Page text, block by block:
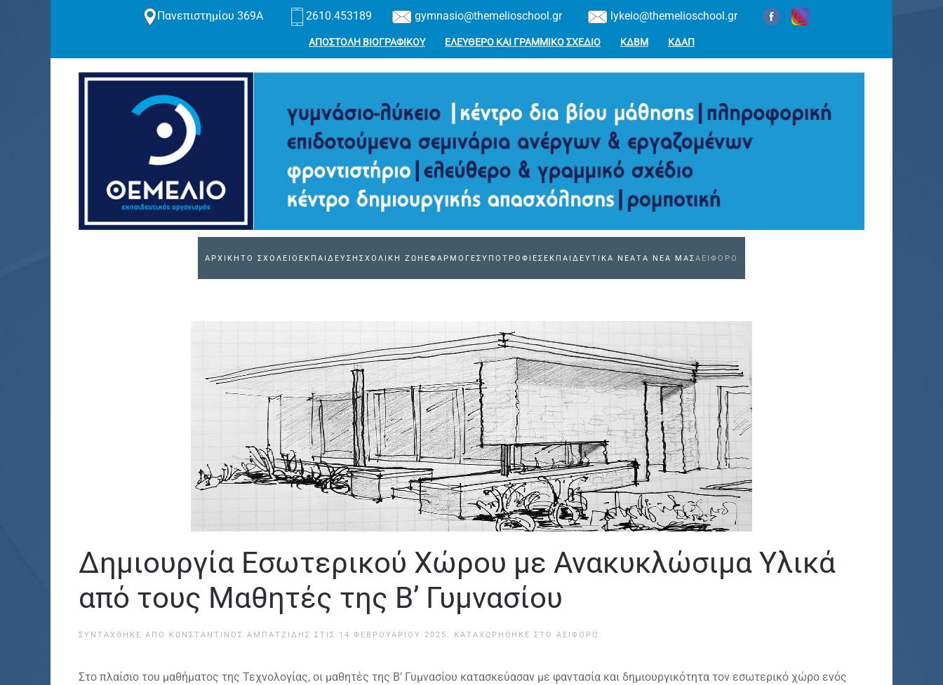
Πανεπιστημίου 369Α 2610.453189 gymnasio@themelioschool.gr lykeio@themelioschool.gr
ΑΠΟΣΤΟΛΗ ΒΙΟΓΡΑΦΙΚΟΥ ΕΛΕΥΘΕΡΟ ΚΑΙ ΓΡΑΜΜΙΚΟ ΣΧΕΔΙΟ ΚΔΒΜ ΚΔΑΠ
ΑΡΧΙΚΗ ΤΟ ΣΧΟΛΕΙΟ ΕΚΠΑΙΔΕΥΣΗ ΣΧΟΛΙΚΗ ΖΩΗ ΕΦΑΡΜΟΓΕΣΥΠΟΤΡΟΦΙΕΣ ΕΚΠΑΙΔΕΥΤΙΚΑ ΝΕΑΤΑ ΝΕΑ ΜΑΣΑΕΙΦΟΡΟ
Δημιουργία Εσωτερικού Χώρου με Ανακυκλώσιμα Υλικά
από τους Μαθητές της Β’ Γυμνασίου
ΣΥΝΤΆΧΘΗΚΕ ΑΠΌ ΚΩΝΣΤΑΝΤΊΝΟΣ ΑΜΠΑΤΖΊΔΗΣ ΣΤΙΣ 14 ΦΕΒΡΟΥΑΡΊΟΥ 2025 . ΚΑΤΑΧΩΡΉΘΗΚΕ ΣΤΟ ΑΕΙΦΌΡΟ .
Στο πλαίσιο του μαθήματος της Τεχνολογίας, οι μαθητές της Β’ Γυμνασίου κατασκεύασαν με φαντασία και δημιουργικότητα τον εσωτερικό χώρο ενός